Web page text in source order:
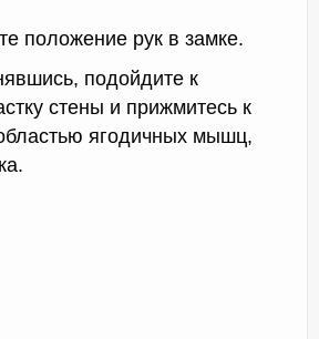
положение рук в замке.
подойдите к
стены и прижмитесь к
ягодичных мышц,